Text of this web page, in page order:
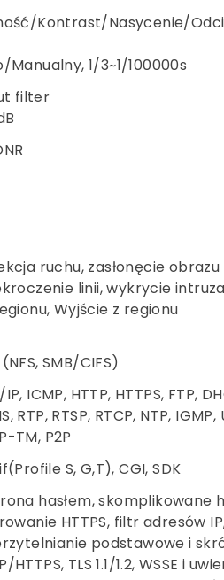
Kontrast/Nasycenie/
Manualny, 1/3~1/100000s
filter
ruchu, zasłonęcie obrazu
linii, wykrycie
Wyjście z regionu
SMB/CIFS)
ICMP, HTTP, HTTPS, FTP,
RTP, RTSP, RTCP, NTP, IGMP,
TM, P2P
S, G,T), CGI, SDK
hasłem, skomplikowane
HTTPS, filtr adresów
podstawowe i
HTTPS, TLS 1.1/1.2, WSSE i